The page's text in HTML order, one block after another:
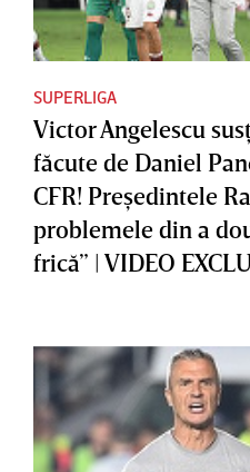
SUPERLIGA
Victor Angelescu
făcute de Daniel
CFR! Preşedintele
problemele din a
frică” | VIDEO